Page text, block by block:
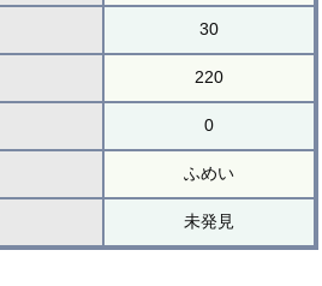
30
220
0
ふめい
未発見